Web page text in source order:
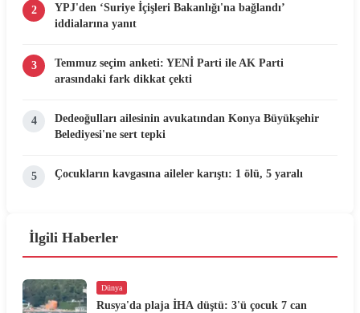
2
YPJ'den ‘Suriye İçişleri Bakanlığı'na bağlandı’
iddialarına yanıt
3
Temmuz seçim anketi: YENİ Parti ile AK Parti
arasındaki fark dikkat çekti
4
Dedeoğulları ailesinin avukatından Konya Büyükşehir
Belediyesi'ne sert tepki
5 Çocukların kavgasına aileler karıştı: 1 ölü, 5 yaralı
İlgili Haberler
Dünya
Rusya'da plaja İHA düştü: 3'ü çocuk 7 can